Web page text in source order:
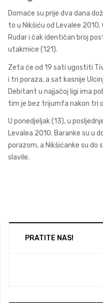
Domaće su prije dva dana
to u Nikšiću od Levalee
Rudar i čak identičan broj
utakmice (121).
Zeta će od 19 sati ugostiti
i tri poraza, a sat kasnije
Debitant u najjačoj ligi ima
tim je bez trijumfa nakon tri
U ponedjeljak (13), u
Levalea 2010. Baranke su u
porazom, a Nikšićanke su do
slavile.
PRATITE NAS!